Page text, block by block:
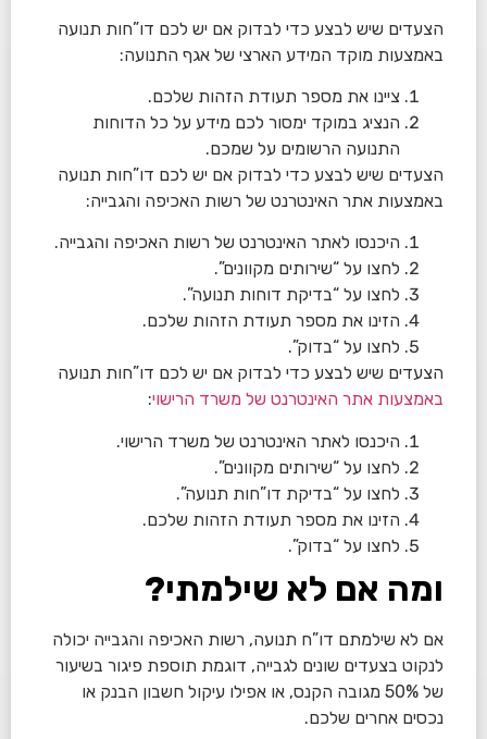
הצעדים שיש לבצע כדי לבדוק אם יש לכם דו”חות תנועה
באמצעות מוקד המידע הארצי של אגף התנועה:
ציינו את מספר תעודת הזהות שלכם.
הנציג במוקד ימסור לכם מידע על כל הדוחות
התנועה הרשומים על שמכם.
הצעדים שיש לבצע כדי לבדוק אם יש לכם דו”חות תנועה
באמצעות אתר האינטרנט של רשות האכיפה והגבייה:
היכנסו לאתר האינטרנט של רשות האכיפה והגבייה.
לחצו על “שירותים מקוונים”.
לחצו על “בדיקת דוחות תנועה”.
הזינו את מספר תעודת הזהות שלכם.
לחצו על “בדוק”.
הצעדים שיש לבצע כדי לבדוק אם יש לכם דו”חות תנועה
באמצעות אתר האינטרנט של משרד הרישוי:
היכנסו לאתר האינטרנט של משרד הרישוי.
לחצו על “שירותים מקוונים”.
לחצו על “בדיקת דו”חות תנועה”.
הזינו את מספר תעודת הזהות שלכם.
לחצו על “בדוק”.
ומה אם לא שילמתי?
אם לא שילמתם דו”ח תנועה, רשות האכיפה והגבייה יכולה
לנקוט בצעדים שונים לגבייה, דוגמת תוספת פיגור בשיעור
של 50% מגובה הקנס, או אפילו עיקול חשבון הבנק או
נכסים אחרים שלכם.